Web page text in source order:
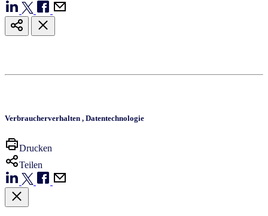
Verbraucherverhalten , Datentechnologie
Drucken
Teilen